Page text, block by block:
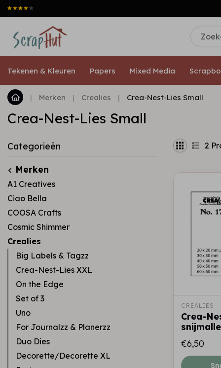
Tekenen & Kleuren Papers Mixed Media
| Merken | Crealies | Crea-Nest-Lies Small
Crea-Nest-Lies Small
Categorieën
Merken
A1 Creatives
Ciao Bella
COOSA Crafts
Cosmic Shimmer
Crealies
Big Labels & Tagzz
Crea-Nest-Lies XXL
On the Edge
Set of 3
Uno
For Journalzz & Planerzz
Duo Dies
Decorette/Decorette XL
2
CREALIES
Crea-
€6,50